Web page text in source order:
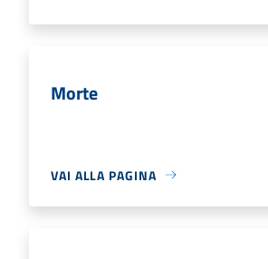
Morte
VAI ALLA PAGINA